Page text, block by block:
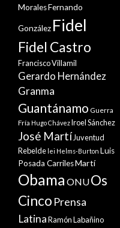
MoralesFernando
González Fidel
Fidel Castro
Francisco Villamil
Gerardo Hernández
Granma
Guantánamo Guerra
Fría Hugo ChávezIroel Sánchez
José Martí Juventud
Rebelde lei Helms-Burton Luis
Posada CarrilesMartí
Obama ONUOs
Cinco Prensa
LatinaRamón Labañino